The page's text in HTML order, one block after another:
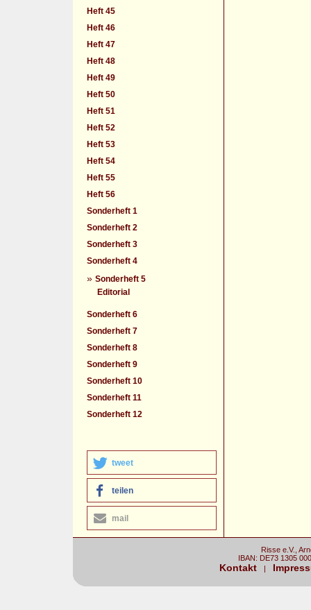
Heft 45
Heft 46
Heft 47
Heft 48
Heft 49
Heft 50
Heft 51
Heft 52
Heft 53
Heft 54
Heft 55
Heft 56
Sonderheft 1
Sonderheft 2
Sonderheft 3
Sonderheft 4
» Sonderheft 5
Editorial
Sonderheft 6
Sonderheft 7
Sonderheft 8
Sonderheft 9
Sonderheft 10
Sonderheft 11
Sonderheft 12
tweet
teilen
mail
Risse e.V.,
IBAN: DE73 1305
Kontakt |